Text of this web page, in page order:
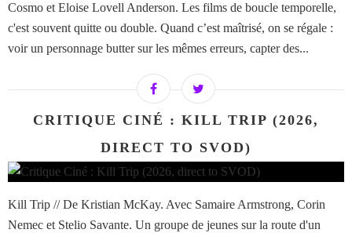
Cosmo et Eloise Lovell Anderson. Les films de boucle temporelle,
c'est souvent quitte ou double. Quand c’est maîtrisé, on se régale :
voir un personnage butter sur les mêmes erreurs, capter des...
CRITIQUE CINÉ : KILL TRIP (2026,
DIRECT TO SVOD)
Kill Trip // De Kristian McKay. Avec Samaire Armstrong, Corin
Nemec et Stelio Savante. Un groupe de jeunes sur la route d'un